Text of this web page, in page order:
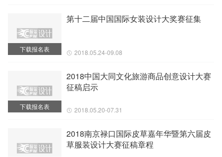
下载报名表
第十二届中国国际女装设计大奖赛征集
2018.05.24-09.08
下载报名表
2018中国大同文化旅游商品创意设计大赛
征稿启示
2018.05.20-07.31
2018南京禄口国际皮草嘉年华暨第六届皮
草服装设计大赛征稿章程